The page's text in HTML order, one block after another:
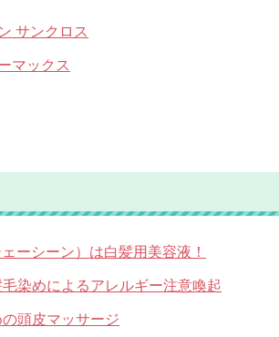
サンクロス
マックス
ーシーン）は白髪用美容液！
染めによるアレルギー注意喚起
頭皮マッサージ